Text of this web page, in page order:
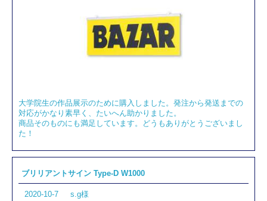
きっとお探しの商品が見つかることと思います。
また、商品選びでお困りの際は、ぜひお気軽にご相談
大学院生の作品展示のために購入しました。発注から発送までの
対応がかなり素早く、たいへん助かりました。
商品そのものにも満足しています。どうもありがとうございまし
た！
ブリリアントサイン Type-D W1000
2020-10-7 s.g様